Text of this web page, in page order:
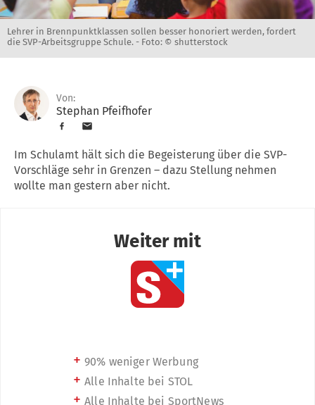
Lehrer in Brennpunktklassen sollen besser honoriert werden, fordert
die SVP-Arbeitsgruppe Schule. - Foto: © shutterstock
Von:
Stephan Pfeifhofer
Im Schulamt hält sich die Begeisterung über die SVP-
Vorschläge sehr in Grenzen – dazu Stellung nehmen
wollte man gestern aber nicht.